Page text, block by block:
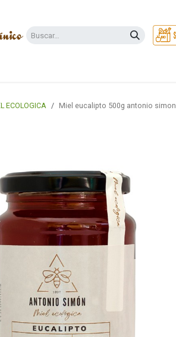
ECOLOGICA Miel eucalipto 500g antonio simon